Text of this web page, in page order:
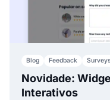
Blog Feedback Surveys
Novidade:
Interativos